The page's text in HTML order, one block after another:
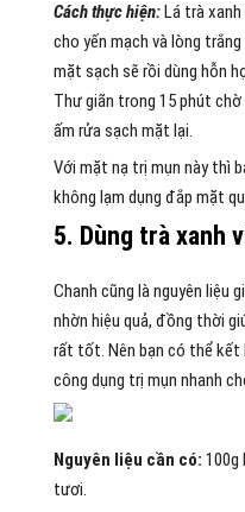
Cách thực hiện:Lá trà xanh
cho yến mạch và lòng
mặt sạch sẽ rồi dùng hỗn
Thư giãn trong 15 phút
ấm rửa sạch mặt lại.
Với mặt nạ trị mụn này thì
không lạm dụng đắp mặt
5. Dùng trà xanh
Chanh cũng là nguyên liệu
nhờn hiệu quả, đồng thời
rất tốt. Nên bạn có thể kết
công dụng trị mụn nhanh
Nguyên liệu cần có: 100g
tươi.